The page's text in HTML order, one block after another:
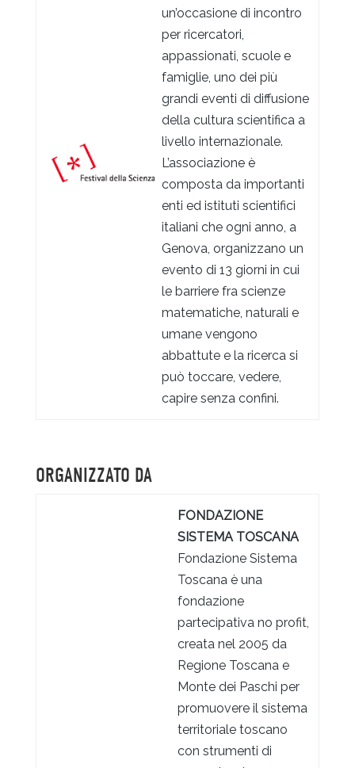
un’occasione di incontro
per ricercatori,
appassionati, scuole e
famiglie, uno dei più
grandi eventi di diffusione
della cultura scientifica a
livello internazionale.
L’associazione è
composta da importanti
enti ed istituti scientifici
italiani che ogni anno, a
Genova, organizzano un
evento di 13 giorni in cui
le barriere fra scienze
matematiche, naturali e
umane vengono
abbattute e la ricerca si
può toccare, vedere,
capire senza confini.
ORGANIZZATO DA
FONDAZIONE
SISTEMA TOSCANA
Fondazione Sistema
Toscana è una
fondazione
partecipativa no profit,
creata nel 2005 da
Regione Toscana e
Monte dei Paschi per
promuovere il sistema
territoriale toscano
con strumenti di